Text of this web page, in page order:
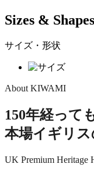
Sizes & Shapes
サイズ・形状
About KIWAMI
150年経って
本場イギリス
UK Premium Heritage